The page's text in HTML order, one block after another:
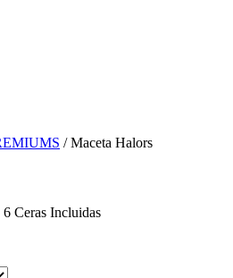
/ Maceta Halors
Ceras Incluidas